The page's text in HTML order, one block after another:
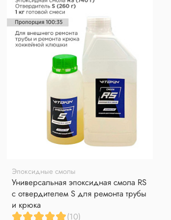
Эпоксидные смолы
Универсальная эпоксидная смола RS
с отвердителем S для ремонта трубы
и крюка
(10)